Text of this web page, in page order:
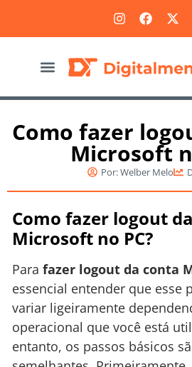
Como fazer
Microsoft
Por:Welber Melo
Como fazer logout
Microsoft no PC?
Para fazer logout da conta
essencial entender que esse
variar ligeiramente
operacional que você está
entanto, os passos básicos